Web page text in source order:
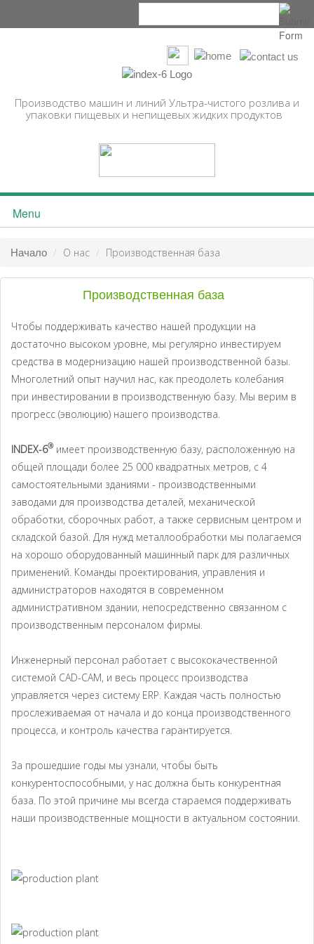
Производство машин и линий Ультра-чистого розлива и
упаковки пищевых и непищевых жидких продуктов
Menu
О нас
Миссия
Производственная база
Марки и патенты
Качество и окружающая среда
Multibloc системы
Система весового розлива
Система флоуметрического розлива
Горячий розлив
Асептическое наполнение
Технологические линии розлива "под ключ"
Линия с Ультра чистым дизайном (Ultra Clean)
Системы укупорки Twist-Off
Укупорка и запайка
Этикетирование и капсулирование
Упаковка и паллетирование
Вспомогательное оборудование
Молоко и Молочные продукты
Пищевые масла (растительные масла)
Начало О нас Производственная база
Производственная база
Чтобы поддерживать качество нашей продукции на
достаточно высоком уровне, мы регулярно инвестируем
средства в модернизацию нашей производственной базы.
Многолетний опыт научил нас, как преодолеть колебания
при инвестировании в производственную базу. Мы верим в
прогресс (эволюцию) нашего производства.
INDEX-6® имеет производственную базу, расположенную на
общей площади более 25 000 квадратных метров, с 4
самостоятельными зданиями - производственными
заводами для производства деталей, механической
обработки, сборочных работ, а также сервисным центром и
складской базой. Для нужд металлообработки мы полагаемся
на хорошо оборудованный машинный парк для различных
применений. Команды проектирования, управления и
администраторов находятся в современном
административном здании, непосредственно связанном с
производственным персоналом фирмы.
Инженерный персонал работает с высококачественной
системой CAD-CAM, и весь процесс производства
управляется через систему ERP. Каждая часть полностью
прослеживаемая от начала и до конца производственного
процесса, и контроль качества гарантируется.
За прошедшие годы мы узнали, чтобы быть
конкурентоспособными, у нас должна быть конкурентная
база. По этой причине мы всегда стараемся поддерживать
наши производственные мощности в актуальном состоянии.